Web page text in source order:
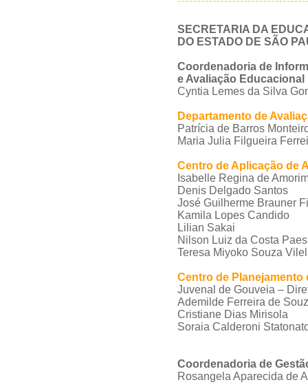
SECRETARIA DA
DO ESTADO DE SÃO
Coordenadoria de
e Avaliação Educacional
Cyntia Lemes da Silva
Departamento de
Patrícia de Barros
Maria Julia Filgueira
Centro de Aplicação de
Isabelle Regina de
Denis Delgado Santos
José Guilherme Brauner
Kamila Lopes Candido
Lilian Sakai
Nilson Luiz da Costa Paes
Teresa Miyoko Souza
Centro de Planejamento
Juvenal de Gouveia –
Ademilde Ferreira de
Cristiane Dias Mirisola
Soraia Calderoni
Coordenadoria de
Rosangela Aparecida de